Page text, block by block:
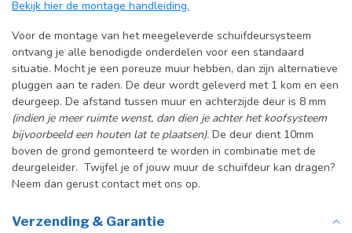
Incl. systeem
Bekijk hier de montage handleiding.
Voor de montage van het meegeleverde schuifdeursysteem
ontvang je alle benodigde onderdelen voor een standaard
situatie. Mocht je een poreuze muur hebben, dan zijn alternatieve
pluggen aan te raden. De deur wordt geleverd met 1 kom en een
deurgeep. De afstand tussen muur en achterzijde deur is 8 mm
(indien je meer ruimte wenst, dan dien je achter het koofsysteem
bijvoorbeeld een houten lat te plaatsen). De deur dient 10mm
boven de grond gemonteerd te worden in combinatie met de
deurgeleider. Twijfel je of jouw muur de schuifdeur kan dragen?
Neem dan gerust contact met ons op.
Verzending & Garantie